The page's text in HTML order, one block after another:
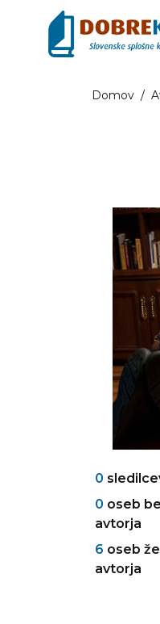
Domov /
0
0 oseb
avtorja
6 oseb
avtorja